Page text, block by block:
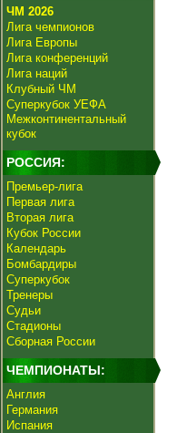
ЧМ 2026
Лига чемпионов
Лига Европы
Лига конференций
Лига наций
Клубный ЧМ
Суперкубок УЕФА
Межконтинентальный
кубок
РОССИЯ:
Премьер-лига
Первая лига
Вторая лига
Кубок России
Календарь
Бомбардиры
Суперкубок
Тренеры
Судьи
Стадионы
Сборная России
ЧЕМПИОНАТЫ:
Англия
Германия
Испания